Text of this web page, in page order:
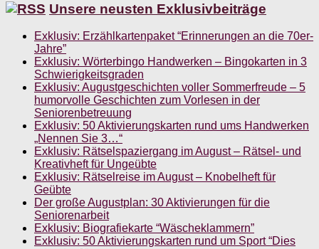
Unsere neusten Exklusivbeiträge
Exklusiv: Erzählkartenpaket “Erinnerungen an die 70er-
Jahre”
Exklusiv: Wörterbingo Handwerken – Bingokarten in 3
Schwierigkeitsgraden
Exklusiv: Augustgeschichten voller Sommerfreude – 5
humorvolle Geschichten zum Vorlesen in der
Seniorenbetreuung
Exklusiv: 50 Aktivierungskarten rund ums Handwerken
„Nennen Sie 3…“
Exklusiv: Rätselspaziergang im August – Rätsel- und
Kreativheft für Ungeübte
Exklusiv: Rätselreise im August – Knobelheft für
Geübte
Der große Augustplan: 30 Aktivierungen für die
Seniorenarbeit
Exklusiv: Biografiekarte “Wäscheklammern”
Exklusiv: 50 Aktivierungskarten rund um Sport “Dies